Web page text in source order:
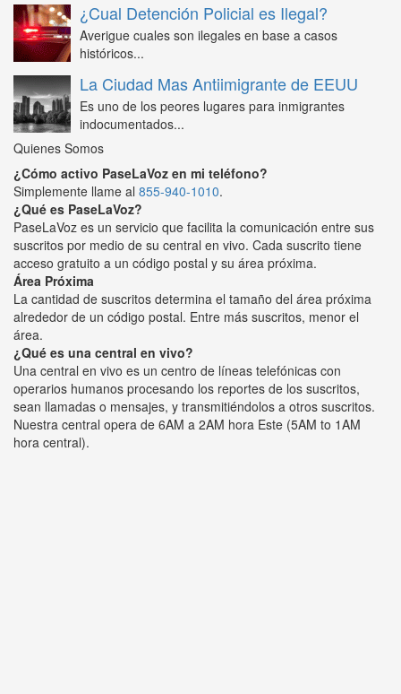
¿Cual Detención Policial es Ilegal?
Averigue cuales son ilegales en base a casos
históricos...
La Ciudad Mas Antiimigrante de EEUU
Es uno de los peores lugares para inmigrantes
indocumentados...
Quienes Somos
¿Cómo activo PaseLaVoz en mi teléfono?
Simplemente llame al 855-940-1010.
¿Qué es PaseLaVoz?
PaseLaVoz es un servicio que facilita la comunicación entre sus
suscritos por medio de su central en vivo. Cada suscrito tiene
acceso gratuito a un código postal y su área próxima.
Área Próxima
La cantidad de suscritos determina el tamaño del área próxima
alrededor de un código postal. Entre más suscritos, menor el
área.
¿Qué es una central en vivo?
Una central en vivo es un centro de líneas telefónicas con
operarios humanos procesando los reportes de los suscritos,
sean llamadas o mensajes, y transmitiéndolos a otros suscritos.
Nuestra central opera de 6AM a 2AM hora Este (5AM to 1AM
hora central).